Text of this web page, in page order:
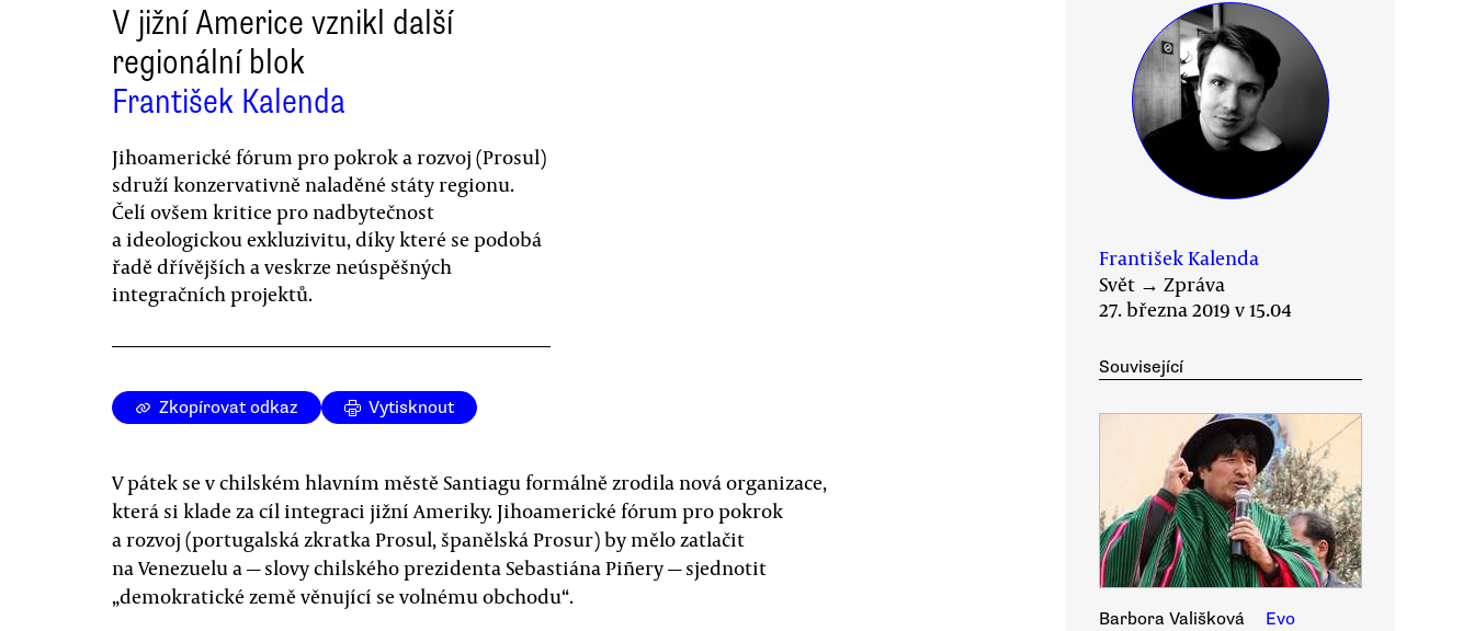
V jižní Americe vznikl další
regionální blok
František Kalenda
Jihoamerické fórum pro pokrok a rozvoj (Prosul)
sdruží konzervativně naladěné státy regionu.
Čelí ovšem kritice pro nadbytečnost
a ideologickou exkluzivitu, díky které se podobá
řadě dřívějších a veskrze neúspěšných
integračních projektů.
Zkopírovat odkaz Vytisknout
V pátek se v chilském hlavním městě Santiagu formálně zrodila nová organizace,
která si klade za cíl integraci jižní Ameriky. Jihoamerické fórum pro pokrok
a rozvoj (portugalská zkratka Prosul, španělská Prosur) by mělo zatlačit
na Venezuelu a — slovy chilského prezidenta Sebastiána Piñery — sjednotit
„demokratické země věnující se volnému obchodu“.
František Kalenda
Svět → Zpráva
27. března 2019 v 15.04
Související
Barbora Vališková
Evo